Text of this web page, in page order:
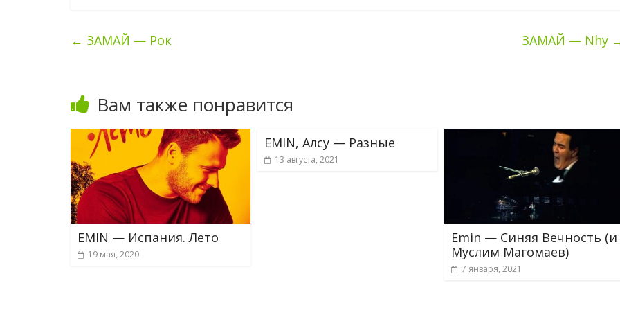
← ЗАМАЙ — Рок ЗАМАЙ — Nhy
Вам также понравится
EMIN — Испания. Лето
19 мая, 2020
EMIN, Алсу — Разные
13 августа, 2021
Emin — Синяя Вечность (и
Муслим Магомаев)
7 января, 2021